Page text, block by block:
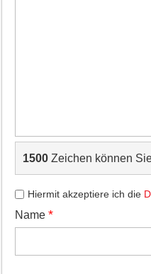
1500Zeichen können
Hiermit akzeptiere ich die
Name *